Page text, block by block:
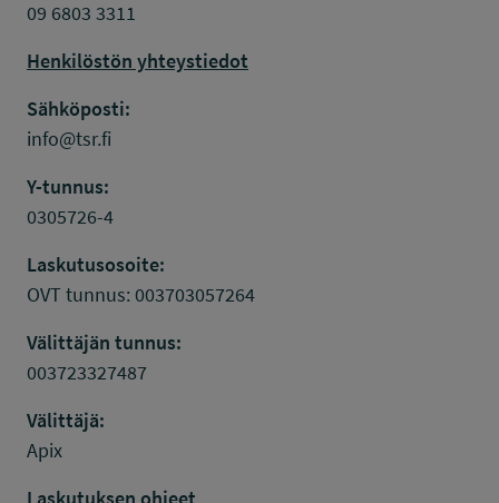
09 6803 3311
Henkilöstön yhteystiedot
Sähköposti:
info@tsr.fi
Y-tunnus:
0305726-4
Laskutusosoite:
OVT tunnus: 003703057264
Välittäjän tunnus:
003723327487
Välittäjä:
Apix